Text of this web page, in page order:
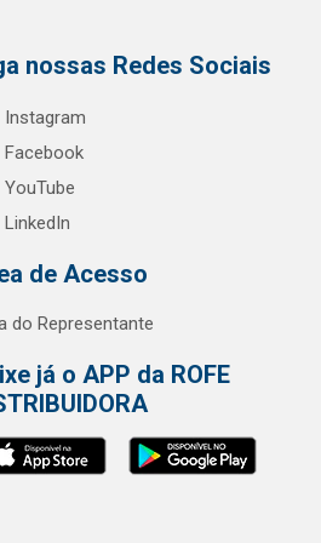
nossas Redes Sociais
Instagram
Facebook
YouTube
LinkedIn
de Acesso
do Representante
já o APP da ROFE